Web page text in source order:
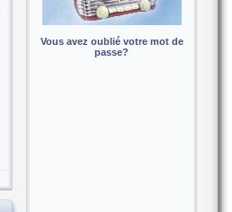
Vous avez oublié votre mot de
passe?